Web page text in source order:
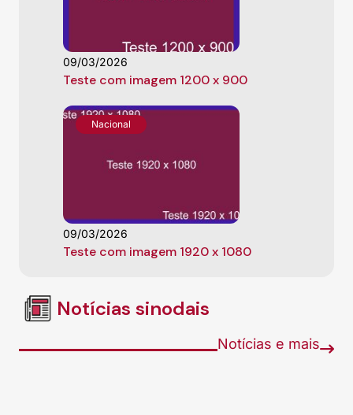
09/03/2026
Teste com imagem 1200 x 900
Nacional
09/03/2026
Teste com imagem 1920 x 1080
Notícias sinodais
Notícias e mais